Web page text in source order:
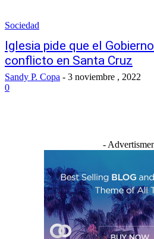
Sociedad
Iglesia pide que el
conflicto en Santa Cruz
Sandy P. Copa - 3 noviembre , 2022
0
-